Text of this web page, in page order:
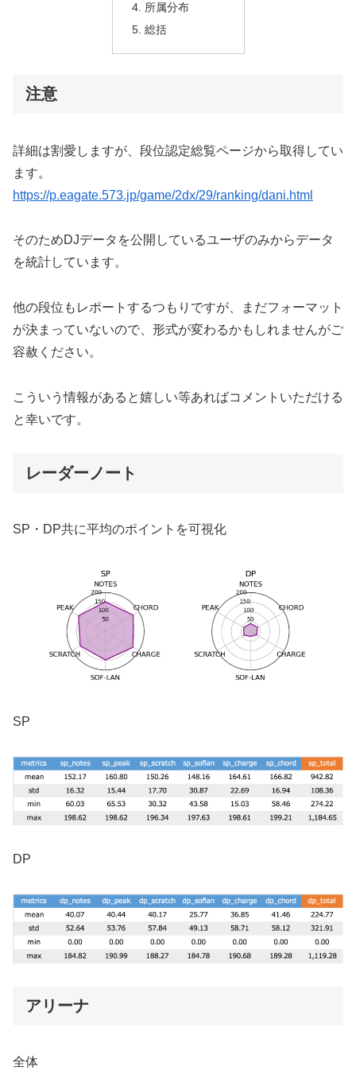
所属分布
総括
注意
詳細は割愛しますが、段位認定総覧ページから取得してい
ます。
https://p.eagate.573.jp/game/2dx/29/ranking/dani.html
そのためDJデータを公開しているユーザのみからデータ
を統計しています。
他の段位もレポートするつもりですが、まだフォーマット
が決まっていないので、形式が変わるかもしれませんがご
容赦ください。
こういう情報があると嬉しい等あればコメントいただける
と幸いです。
レーダーノート
SP・DP共に平均のポイントを可視化
SP
DP
アリーナ
全体